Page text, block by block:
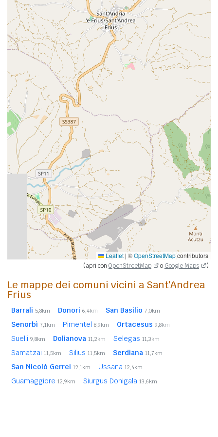
Leaflet | ©OpenStreetMapcontributors
(apri con OpenStreetMap o Google Maps )
Le mappe dei comuni vicini a Sant'Andrea
Frius
Barrali 5,8km Donori 6,4km San Basilio 7,0km
Senorbì 7,1km Pimentel 8,9km Ortacesus 9,8km
Suelli 9,8km Dolianova 11,2km Selegas 11,3km
Samatzai 11,5km Silius 11,5km Serdiana 11,7km
San Nicolò Gerrei 12,1km Ussana 12,4km
Guamaggiore 12,9km Siurgus Donigala 13,6km